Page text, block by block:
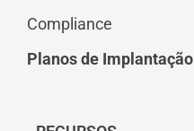
Compliance
Planos de Implantação